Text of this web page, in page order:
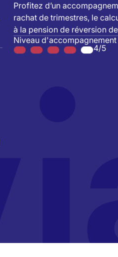
Profitez d’un
rachat de trimestres, le
à la pension de réversion
Niveau d'accompagnement
4/5